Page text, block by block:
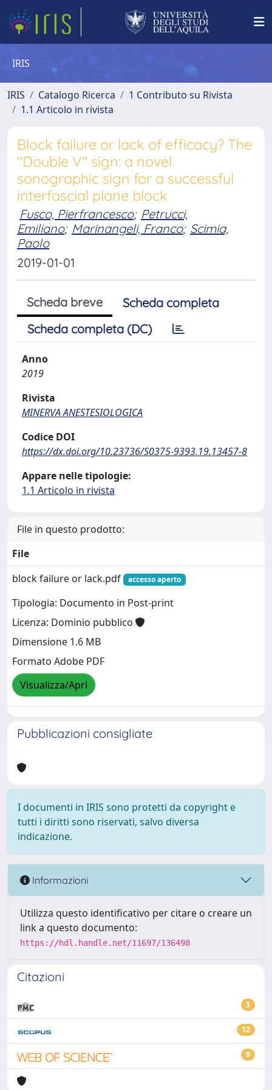
IRIS
IRIS Catalogo Ricerca
1 Contributo su Rivista
1.1 Articolo in rivista
Block failure or lack of efficacy? The
"Double V" sign: a novel
sonographic sign for a successful
interfascial plane block
Fusco, Pierfrancesco; Petrucci,
Emiliano; Marinangeli, Franco; Scimia,
Paolo
2019-01-01
Scheda breve
Scheda completa
Scheda completa (DC)
Anno
2019
Rivista
MINERVA ANESTESIOLOGICA
Codice DOI
https://dx.doi.org/10.23736/S0375-9393.19.13457-8
Appare nelle tipologie:
1.1 Articolo in rivista
File in questo prodotto:
File
block failure or lack.pdf
accesso aperto
Tipologia: Documento in Post-print
Licenza: Dominio pubblico
Dimensione 1.6 MB
Formato Adobe PDF
Visualizza/Apri
Pubblicazioni consigliate
I documenti in IRIS sono protetti da copyright e
tutti i diritti sono riservati, salvo diversa
indicazione.
Informazioni
Utilizza questo identificativo per citare o creare un
link a questo documento:
https://hdl.handle.net/11697/136498
Citazioni
3
12
9